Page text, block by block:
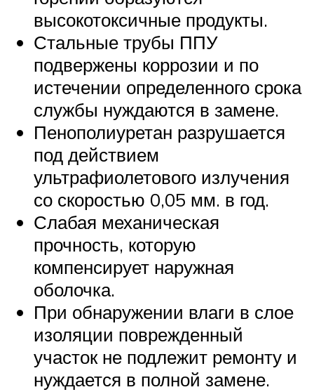
высокотоксичные продукты.
Стальные трубы ППУ
подвержены коррозии и по
истечении определенного срока
службы нуждаются в замене.
Пенополиуретан разрушается
под действием
ультрафиолетового излучения
со скоростью 0,05 мм. в год.
Слабая механическая
прочность, которую
компенсирует наружная
оболочка.
При обнаружении влаги в слое
изоляции поврежденный
участок не подлежит ремонту и
нуждается в полной замене.